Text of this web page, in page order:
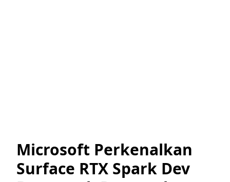
Microsoft Perkenalkan
Surface RTX Spark Dev